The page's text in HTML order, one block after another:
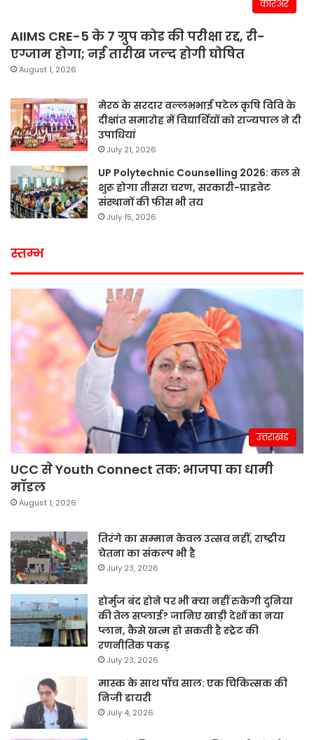
करिअर
AIIMS CRE-5 के 7 ग्रुप कोड की परीक्षा रद्द, री-
एग्जाम होगा; नई तारीख जल्द होगी घोषित
August 1, 2026
मेरठ के सरदार वल्लभभाई पटेल कृषि विवि के
दीक्षांत समारोह में विद्यार्थियों को राज्यपाल ने दी
उपाधियां
July 21, 2026
UP Polytechnic Counselling 2026: कल से
शुरू होगा तीसरा चरण, सरकारी-प्राइवेट
संस्थानों की फीस भी तय
July 15, 2026
स्तम्भ
उत्तराखंड
UCC से Youth Connect तक: भाजपा का धामी
मॉडल
August 1, 2026
तिरंगे का सम्मान केवल उत्सव नहीं, राष्ट्रीय
चेतना का संकल्प भी है
July 23, 2026
होर्मुज बंद होने पर भी क्या नहीं रुकेगी दुनिया
की तेल सप्लाई? जानिए खाड़ी देशों का नया
प्लान, कैसे खत्म हो सकती है स्ट्रेट की
रणनीतिक पकड़
July 23, 2026
मास्क के साथ पॉच साल: एक चिकित्सक की
निजी डायरी
July 4, 2026